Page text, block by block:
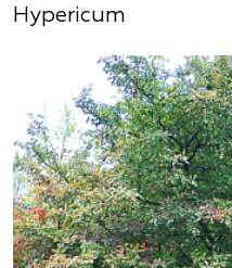
Hypericum